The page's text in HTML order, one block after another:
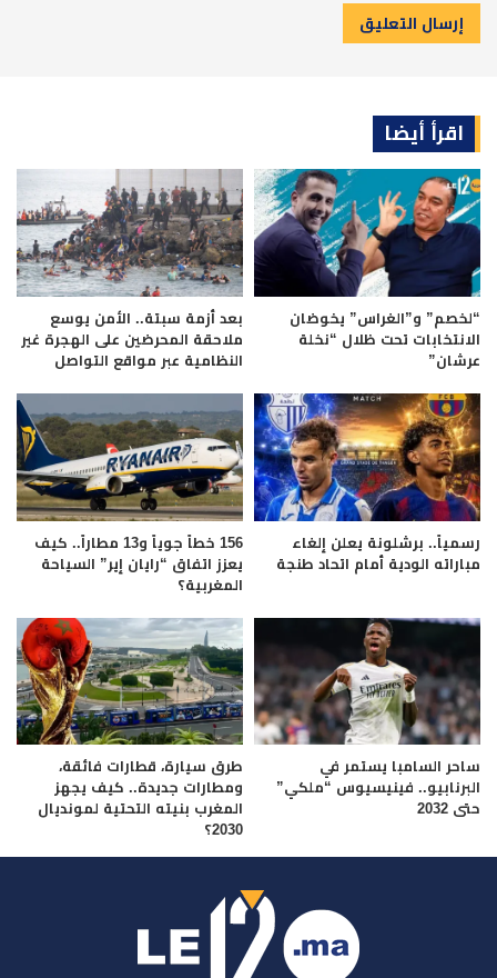
اقرأ أيضا
“لخصم” و”الغراس” يخوضان
الانتخابات تحت ظلال “نخلة
عرشان”
بعد أزمة سبتة.. الأمن يوسع
ملاحقة المحرضين على الهجرة غير
النظامية عبر مواقع التواصل
رسمياً.. برشلونة يعلن إلغاء
مباراته الودية أمام اتحاد طنجة
156 خطاً جوياً و13 مطاراً.. كيف
يعزز اتفاق “رايان إير” السياحة
المغربية؟
ساحر السامبا يستمر في
البرنابيو.. فينيسيوس “ملكي”
حتى 2032
طرق سيارة، قطارات فائقة،
ومطارات جديدة.. كيف يجهز
المغرب بنيته التحتية لمونديال
2030؟